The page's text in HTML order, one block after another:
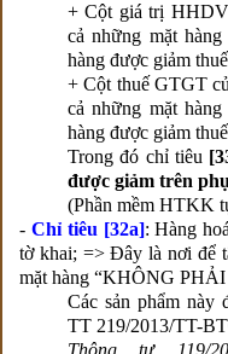
+ Cột giá trị HHDV
cả những mặt
hàng được giảm
+ Cột thuế GTGT
cả những mặt
hàng được giảm
Trong đó chỉ tiêu
được giảm trên
(Phần mềm HTKK
- Chỉ tiêu [32a]: Hàng
tờ khai; => Đây là nơi để
mặt hàng “KHÔNG
Các sản phẩm này
TT 219/2013/TT-